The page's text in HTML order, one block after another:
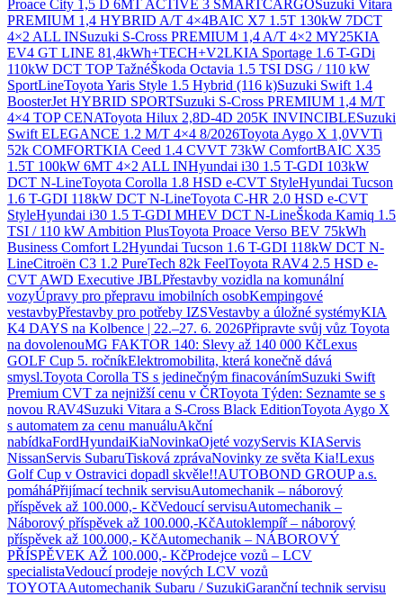
Proace City 1,5 D 6MT ACTIVE 3 SMARTCARGOSuzuki Vitara
PREMIUM 1,4 HYBRID A/T 4×4BAIC X7 1.5T 130kW 7DCT
4×2 ALL INSuzuki S-Cross PREMIUM 1,4 A/T 4×2 MY25KIA
EV4 GT LINE 81,4kWh+TECH+V2LKIA Sportage 1.6 T-GDi
110kW DCT TOP TažnéŠkoda Octavia 1.5 TSI DSG / 110 kW
SportLineToyota Yaris Style 1.5 Hybrid (116 k)Suzuki Swift 1.4
BoosterJet HYBRID SPORTSuzuki S-Cross PREMIUM 1,4 M/T
4×4 TOP CENAToyota Hilux 2,8D-4D 205K INVINCIBLESuzuki
Swift ELEGANCE 1.2 M/T 4×4 8/2026Toyota Aygo X 1,0VVTi
52k COMFORTKIA Ceed 1.4 CVVT 73kW ComfortBAIC X35
1.5T 100kW 6MT 4×2 ALL INHyundai i30 1.5 T-GDI 103kW
DCT N-LineToyota Corolla 1.8 HSD e-CVT StyleHyundai Tucson
1.6 T-GDI 118kW DCT N-LineToyota C-HR 2.0 HSD e-CVT
StyleHyundai i30 1.5 T-GDI MHEV DCT N-LineŠkoda Kamiq 1.5
TSI / 110 kW Ambition PlusToyota Proace Verso BEV 75kWh
Business Comfort L2Hyundai Tucson 1.6 T-GDI 118kW DCT N-
LineCitroën C3 1.2 PureTech 82k FeelToyota RAV4 2.5 HSD e-
CVT AWD Executive JBLPřestavby vozidla na komunální
vozyÚpravy pro přepravu imobilních osobKempingové
vestavbyPřestavby pro potřeby IZSVestavby a úložné systémyKIA
K4 DAYS na Kolbence | 22.–27. 6. 2026Připravte svůj vůz Toyota
na dovolenouMG FAKTOR 140: Slevy až 140 000 KčLexus
GOLF Cup 5. ročníkElektromobilita, která konečně dává
smysl.Toyota Corolla TS s jedinečným finacovánímSuzuki Swift
Premium CVT za nejnižší cenu v ČRToyota Týden: Seznamte se s
novou RAV4Suzuki Vitara a S-Cross Black EditionToyota Aygo X
s automatem za cenu manuáluAkční
nabídkaFordHyundaiKiaNovinkaOjeté vozyServis KIAServis
NissanServis SubaruTisková zprávaNovinky ze světa Kia!Lexus
Golf Cup v Ostravici dopadl skvěle!!AUTOBOND GROUP a.s.
pomáháPřijímací technik servisuAutomechanik – náborový
příspěvek až 100.000,- KčVedoucí servisuAutomechanik –
Náborový příspěvek až 100.000,-KčAutoklempíř – náborový
příspěvek až 100.000,- KčAutomechanik – NÁBOROVÝ
PŘÍSPĚVEK AŽ 100.000,- KčProdejce vozů – LCV
specialistaVedoucí prodeje nových LCV vozů
TOYOTAAutomechanik Subaru / SuzukiGaranční technik servisu